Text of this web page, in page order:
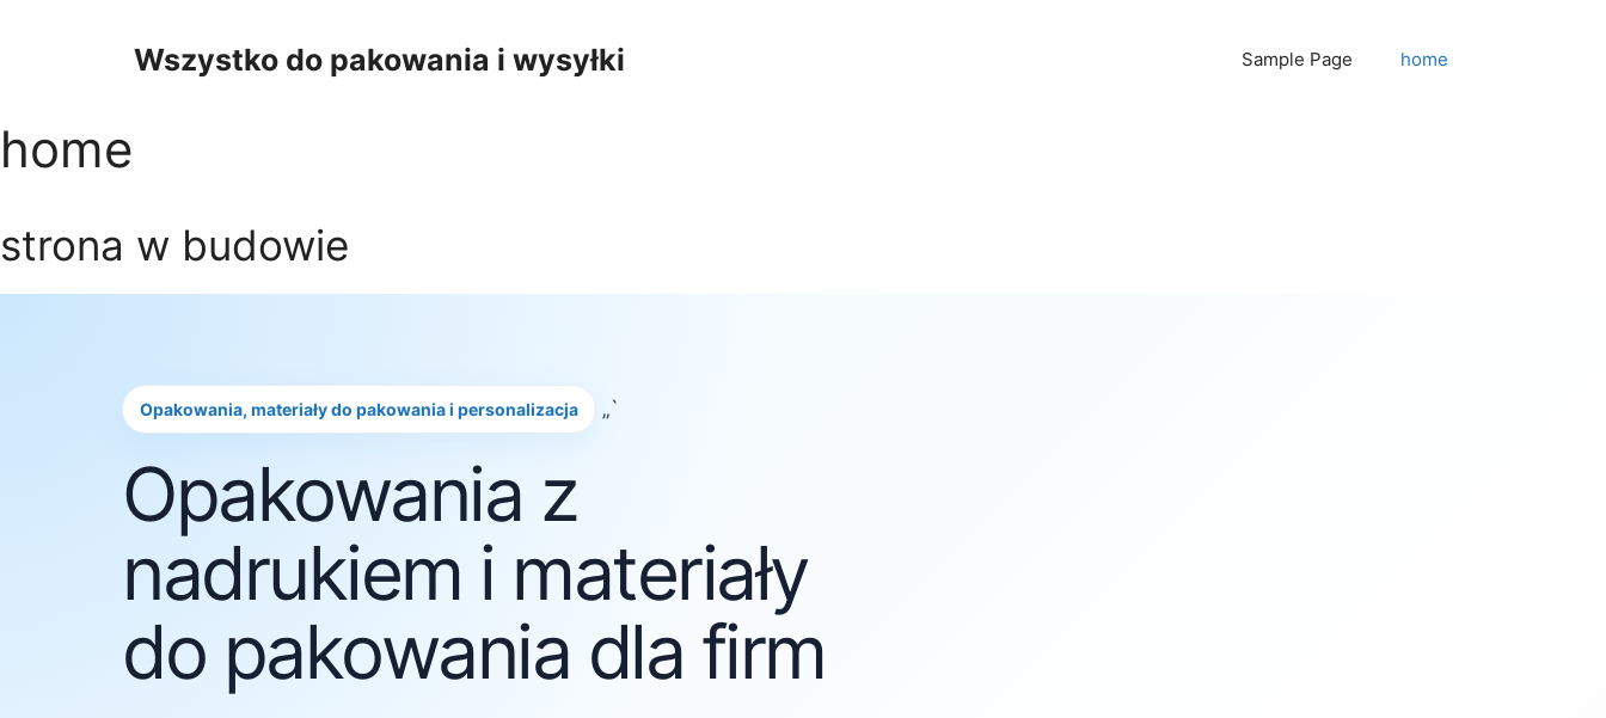
Wszystko do pakowania i wysyłki Sample Page home
home
strona w budowie
Opakowania, materiały do pakowania i personalizacja „`
Opakowania z
nadrukiem i materiały
do pakowania dla firm